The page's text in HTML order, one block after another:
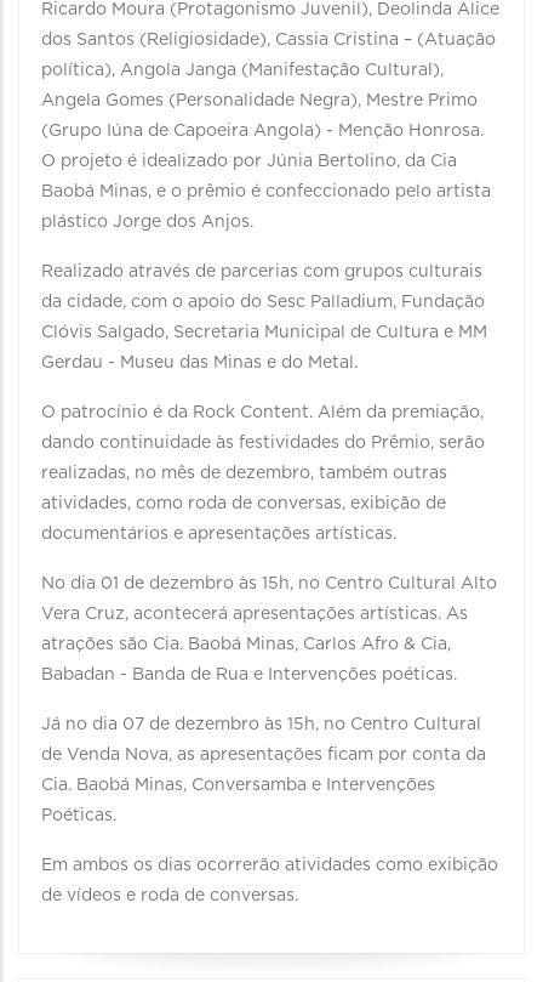
Ricardo Moura (Protagonismo Juvenil), Deolinda Alice
dos Santos (Religiosidade), Cassia Cristina – (Atuação
política), Angola Janga (Manifestação Cultural),
Angela Gomes (Personalidade Negra), Mestre Primo
(Grupo Iúna de Capoeira Angola) - Menção Honrosa.
O projeto é idealizado por Júnia Bertolino, da Cia
Baobá Minas, e o prêmio é confeccionado pelo artista
plástico Jorge dos Anjos.
Realizado através de parcerias com grupos culturais
da cidade, com o apoio do Sesc Palladium, Fundação
Clóvis Salgado, Secretaria Municipal de Cultura e MM
Gerdau - Museu das Minas e do Metal.
O patrocínio é da Rock Content. Além da premiação,
dando continuidade às festividades do Prêmio, serão
realizadas, no mês de dezembro, também outras
atividades, como roda de conversas, exibição de
documentários e apresentações artísticas.
No dia 01 de dezembro às 15h, no Centro Cultural Alto
Vera Cruz, acontecerá apresentações artísticas. As
atrações são Cia. Baobá Minas, Carlos Afro & Cia,
Babadan - Banda de Rua e Intervenções poéticas.
Já no dia 07 de dezembro às 15h, no Centro Cultural
de Venda Nova, as apresentações ficam por conta da
Cia. Baobá Minas, Conversamba e Intervenções
Poéticas.
Em ambos os dias ocorrerão atividades como exibição
de vídeos e roda de conversas.